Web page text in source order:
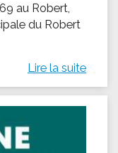
au Robert,
du Robert
Lire la suite